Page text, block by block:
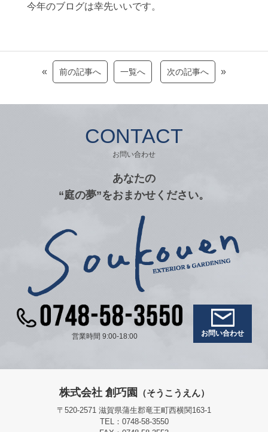
今年のブログは幸先いいです。
« 前の記事へ 一覧へ 次の記事へ »
CONTACT
お問い合わせ
あなたの
“庭の夢”をおまかせください。
営業時間 9:00-18:00 お問い合わせ
株式会社 創巧園 （そうこうえん）
〒520-2571 滋賀県蒲生郡竜王町西横関163-1
TEL：0748-58-3550